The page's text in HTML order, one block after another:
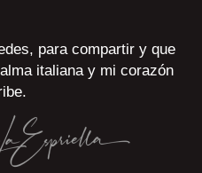
para compartir y que
italiana y mi corazón